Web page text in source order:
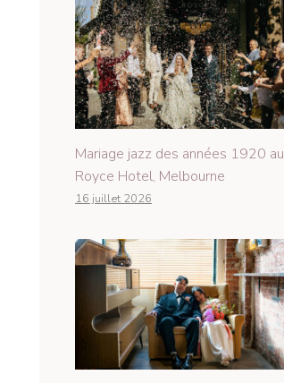
Mariage jazz des années 1920 au
Royce Hotel, Melbourne
16 juillet 2026